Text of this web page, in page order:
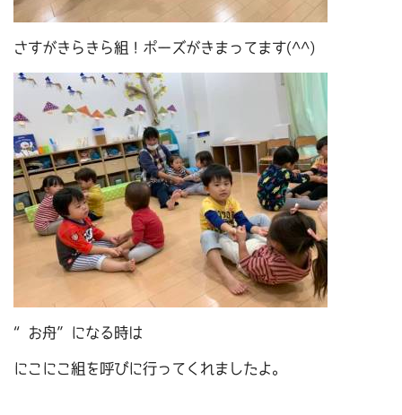
さすがきらきら組！ポーズがきまってます(^^)
“お舟”になる時は
にこにこ組を呼びに行ってくれましたよ。